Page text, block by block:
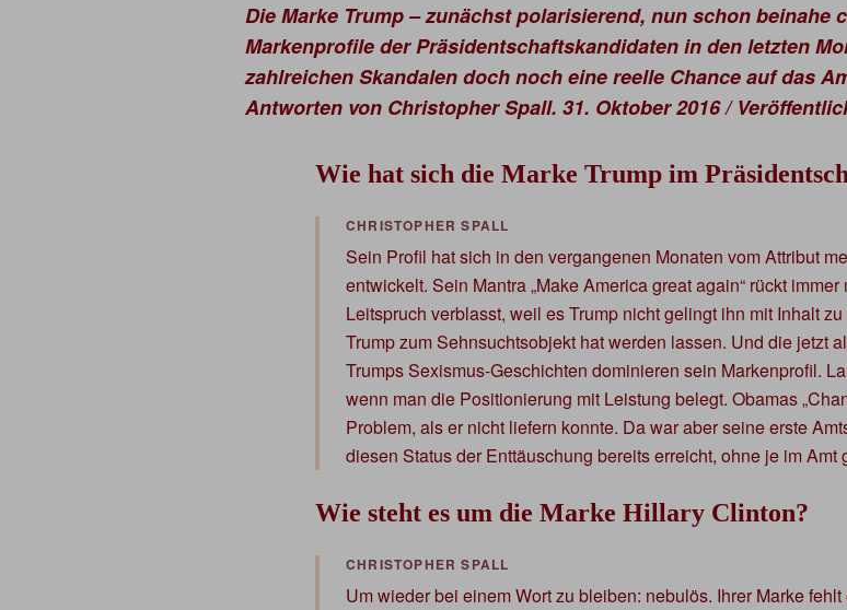
Die Marke Trump – zunächst polarisierend, nun schon beinahe
Markenprofile der Präsidentschaftskandidaten in den letzten
zahlreichen Skandalen doch noch eine reelle Chance auf das
Antworten von Christopher Spall. 31. Oktober 2016 /
Wie hat sich die Marke Trump im
Sein Profil hat sich in den vergangenen Monaten vom Attribut
entwickelt. Sein Mantra „Make America great again“ rückt
Leitspruch verblasst, weil es Trump nicht gelingt ihn mit Inhalt
Trump zum Sehnsuchtsobjekt hat werden lassen. Und die jetzt
Trumps Sexismus-Geschichten dominieren sein Markenprofil.
wenn man die Positionierung mit Leistung belegt. Obamas
Problem, als er nicht liefern konnte. Da war aber seine erste
diesen Status der Enttäuschung bereits erreicht, ohne je im Amt
Wie steht es um die Marke Hillary Clinton?
Um wieder bei einem Wort zu bleiben: nebulös. Ihrer Marke